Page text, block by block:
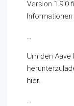
Version 1.9.0
Informationen
…
Um den Aave
hier.
…